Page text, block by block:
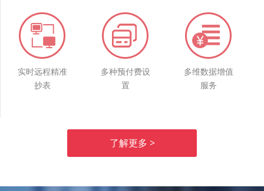
实时远程精准
抄表
多种预付费设
置
多维数据增值
服务
了解更多 >